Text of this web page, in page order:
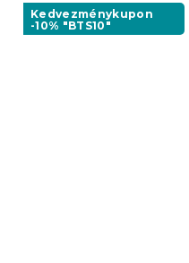
Kedvezménykupon
-10% "BTS10"